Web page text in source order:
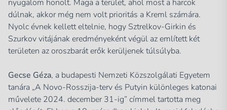
nyugalom honolt. Maga a terület, ahol most a harcok
dúlnak, akkor még nem volt prioritás a Kreml számára.
Nyolc évnek kellett eltelnie, hogy Sztrelkov-Girkin és
Szurkov vitájának eredményeként végül az említett két
területen az oroszbarát erők kerüljenek túlsúlyba.
Gecse Géza, a budapesti Nemzeti Közszolgálati Egyetem
tanára „A Novo-Rosszija-terv és Putyin különleges katonai
művelete 2024. december 31-ig” címmel tartotta meg